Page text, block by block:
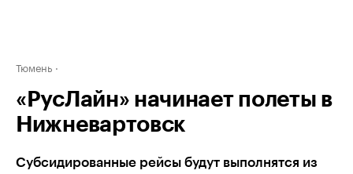
Тюмень
«РусЛайн» начинает полеты в
Нижневартовск
Субсидированные рейсы будут выполнятся из